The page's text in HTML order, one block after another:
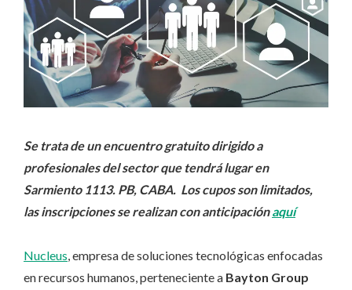
Se trata de un encuentro gratuito dirigido a
profesionales del sector que tendrá lugar en
Sarmiento 1113. PB, CABA. Los cupos son limitados,
las inscripciones se realizan con anticipaciónaquí
Nucleus , empresa de soluciones tecnológicas enfocadas
en recursos humanos, perteneciente a Bayton Group